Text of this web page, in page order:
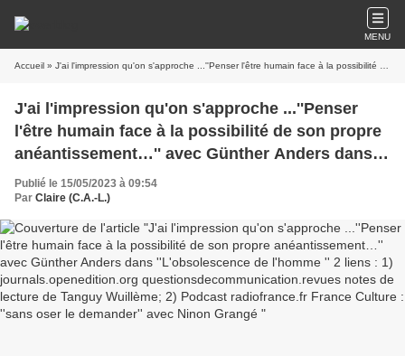
MENU
Accueil » J'ai l'impression qu'on s'approche ...''Penser l'être humain face à la possibilité de son propre anéantissement…'' avec Günther Anders dans ''L'obsolescence de l'homme '' 2 liens : 1) journals.openedition.org questionsdecommunication.revues notes de lecture de Tanguy Wuillème; 2) Podcast radiofrance.fr France Culture : ''sans oser le demander'' avec Ninon Grangé
J'ai l'impression qu'on s'approche ...''Penser
l'être humain face à la possibilité de son propre
anéantissement…'' avec Günther Anders dans
''L'obsolescence de l'homme '' 2 liens : 1)
journals.openedition.org
questionsdecommunication.revues notes de
lecture de Tanguy Wuillème; 2) Podcast
radiofrance.fr France Culture : ''sans oser le
demander'' avec Ninon Grangé
Publié le 15/05/2023 à 09:54
Par Claire (C.A.-L.)